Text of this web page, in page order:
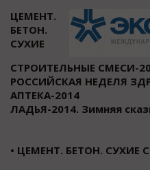
ЦЕМЕНТ.
БЕТОН.
СУХИЕ
СТРОИТЕЛЬНЫЕ СМЕСИ-
РОССИЙСКАЯ НЕДЕЛЯ
АПТЕКА-2014
ЛАДЬЯ-2014. Зимняя
• ЦЕМЕНТ. БЕТОН. СУХИЕ